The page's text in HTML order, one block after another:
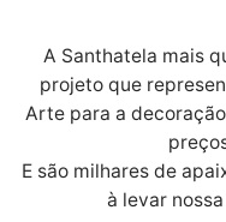
A Santhatela mais
projeto que
Arte para a
E são milhares de
à levar